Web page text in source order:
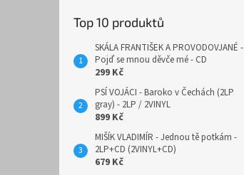
Top 10 produktů
SKÁLA FRANTIŠEK A PROVODOVJANÉ -
Pojď se mnou děvče mé - CD
299 Kč
PSÍ VOJÁCI - Baroko v Čechách (2LP
gray) - 2LP / 2VINYL
899 Kč
MIŠÍK VLADIMÍR - Jednou tě potkám -
2LP+CD (2VINYL+CD)
679 Kč